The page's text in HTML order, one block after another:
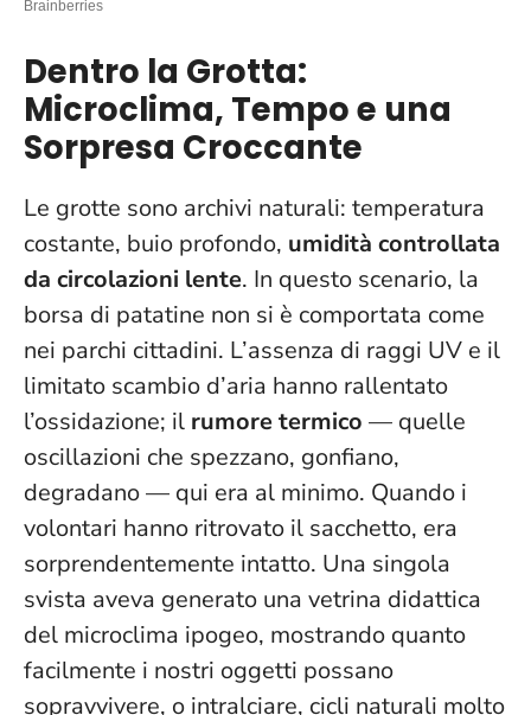
Dentro la Grotta:
Microclima, Tempo e una
Sorpresa Croccante
Le grotte sono archivi naturali: temperatura
costante, buio profondo, umidità controllata
da circolazioni lente. In questo scenario, la
borsa di patatine non si è comportata come
nei parchi cittadini. L’assenza di raggi UV e il
limitato scambio d’aria hanno rallentato
l’ossidazione; il rumore termico — quelle
oscillazioni che spezzano, gonfiano,
degradano — qui era al minimo. Quando i
volontari hanno ritrovato il sacchetto, era
sorprendentemente intatto. Una singola
svista aveva generato una vetrina didattica
del microclima ipogeo, mostrando quanto
facilmente i nostri oggetti possano
sopravvivere, o intralciare, cicli naturali molto